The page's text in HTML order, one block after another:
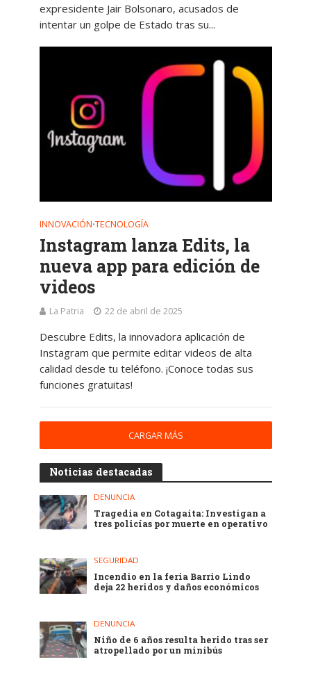
expresidente Jair Bolsonaro, acusados de
intentar un golpe de Estado tras su...
INNOVACIÓN•TECNOLOGÍA
Instagram lanza Edits, la
nueva app para edición de
videos
La Patria 22 de abril de 2025
Descubre Edits, la innovadora aplicación de
Instagram que permite editar videos de alta
calidad desde tu teléfono. ¡Conoce todas sus
funciones gratuitas!
CARGAR MÁS
Noticias destacadas
DENUNCIA
Tragedia en Cotagaita: Investigan a
tres policías por muerte en operativo
SEGURIDAD
Incendio en la feria Barrio Lindo
deja 22 heridos y daños económicos
DENUNCIA
Niño de 6 años resulta herido tras ser
atropellado por un minibús